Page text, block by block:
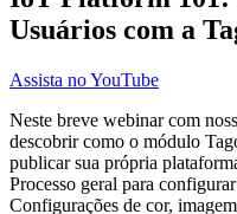
Usuários com a
Assista no YouTube
Neste breve webinar com
descobrir como o módulo
publicar sua própria
Processo geral para
Configurações de cor,